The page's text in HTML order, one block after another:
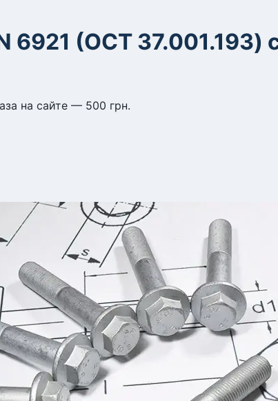
6921 (ОСТ 37.001.193)
на сайте — 500 грн.